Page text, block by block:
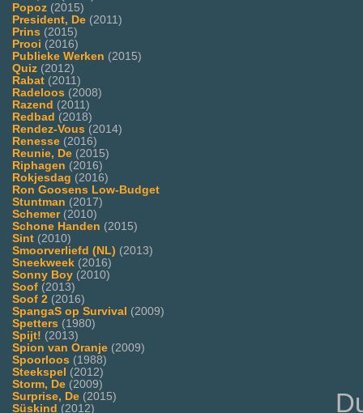
Popoz (2015)
President, De (2011)
Prins (2015)
Prooi (2016)
Publieke Werken (2015)
Quiz (2012)
Rabat (2011)
Radeloos (2008)
Razend (2011)
Redbad (2018)
Rendez-Vous (2014)
Renesse (2016)
Reunie, De (2015)
Riphagen (2016)
Rokjesdag (2016)
Ron Goosens Low-Budget
Stuntman (2017)
Schemer(2010)
Schone Handen (2015)
Sint (2010)
Smoorverliefd (NL) (2013)
Sneekweek (2016)
Sonny Boy (2010)
Soof (2013)
Soof 2 (2016)
SpangaS op Survival (2009)
Spetters (1980)
Spijt! (2013)
Spion van Oranje (2009)
Spoorloos (1988)
Steekspel (2012)
Storm, De (2009)
Surprise, De (2015)
Süskind (2012)